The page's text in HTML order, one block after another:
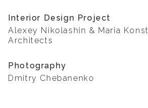
Interior Design Project
Alexey Nikolashin & Maria
Architects
Photography
Dmitry Chebanenko